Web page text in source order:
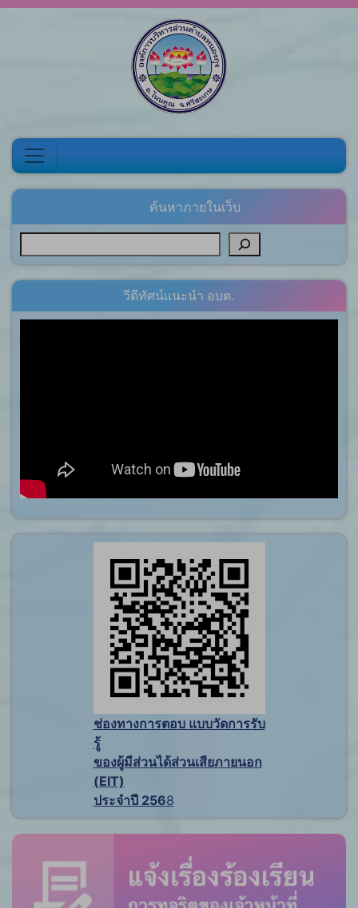
ค้นหาภายในเว็บ
วีดีทัศน์แนะนำ อบต.
ช่องทางการตอบ แบบวัดการรับ
รู้
ของผู้มีส่วนได้ส่วนเสียภายนอก
(EIT)
ประจำปี 2568